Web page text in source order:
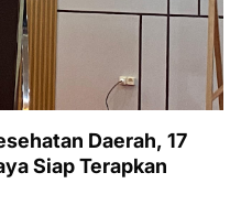
Daerah, 17
Siap Terapkan